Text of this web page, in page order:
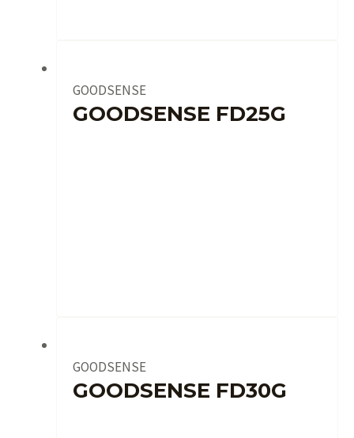
GOODSENSE
GOODSENSE FD25G
GOODSENSE
GOODSENSE FD30G